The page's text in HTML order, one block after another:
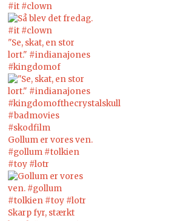
#it #clown
"Se, skat, en stor
lort." #indianajones
#kingdomof
Gollum er vores ven.
#gollum #tolkien
#toy #lotr
Skarp fyr, stærkt